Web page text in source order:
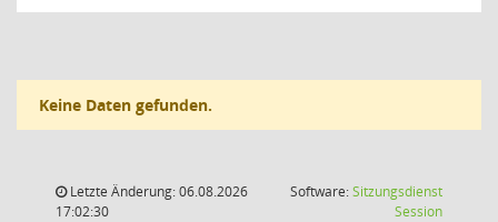
Keine Daten gefunden.
Letzte Änderung: 06.08.2026
17:02:30
Software:Sitzungsdienst
Session(Wird in